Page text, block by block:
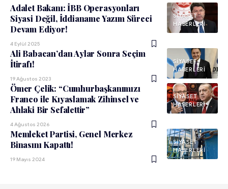
SIYASET
HABERLERI
Adalet Bakanı: İBB Operasyonları
Siyasi Değil, İddianame Yazım Süreci
Devam Ediyor!
4 Eylül 2025
SIYASET
HABERLERI
Ali Babacan’dan Aylar Sonra Seçim
İtirafı!
19 Ağustos 2023
SIYASET
HABERLERI
Ömer Çelik: “Cumhurbaşkanımızı
Franco ile Kıyaslamak Zihinsel ve
Ahlaki Bir Sefalettir”
4 Ağustos 2026
SIYASET
HABERLERI
Memleket Partisi, Genel Merkez
Binasını Kapattı!
19 Mayıs 2024